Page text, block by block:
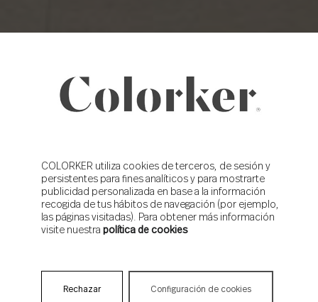
COLORKER utiliza cookies de terceros, de sesión y
persistentes para fines analíticos y para mostrarte
publicidad personalizada en base a la información
recogida de tus hábitos de navegación (por ejemplo,
las páginas visitadas). Para obtener más información
visite nuestra política de cookies
Rechazar Configuración de cookies